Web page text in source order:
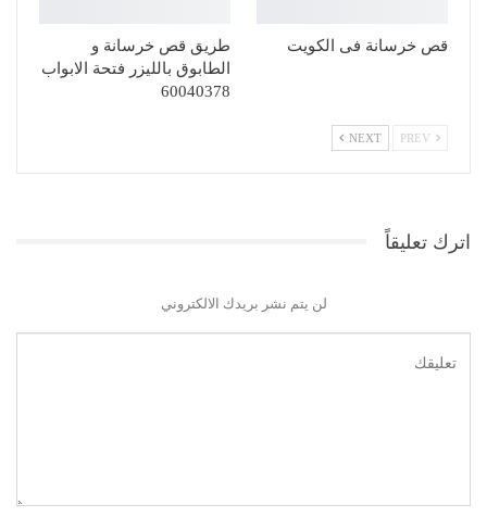
قص خرسانة فى الكويت
طريق قص خرسانة و
الطابوق بالليزر فتحة الابواب
60040378
NEXT
اترك تعليقاً
لن يتم نشر بريدك الالكتروني